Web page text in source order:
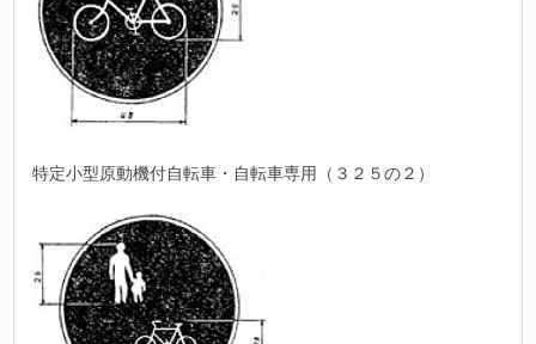
特定小型原動機付自転車・自転車専用（３２５の２）